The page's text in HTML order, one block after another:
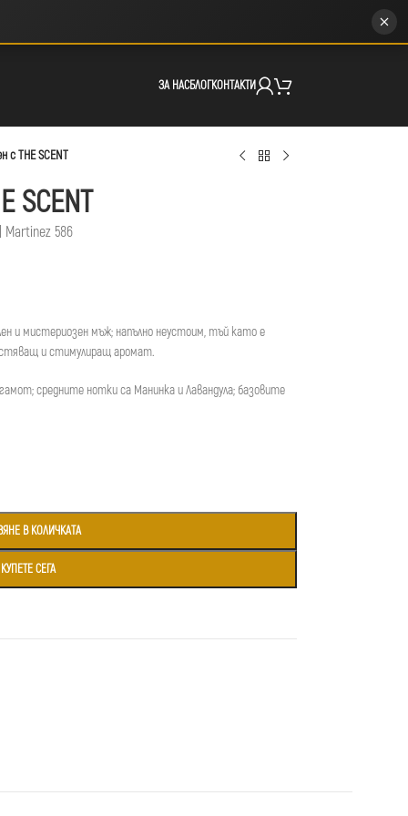
ЗА НАСБЛОГКОНТАКТИ
с THE SCENT
SCENT
Martinez 586
и мистериозен мъж; напълно неустоим, тъй като е
и стимулиращ аромат.
средните нотки са Манинка и Лавандула; базовите
В КОЛИЧКАТА
КУПЕТЕ СЕГА